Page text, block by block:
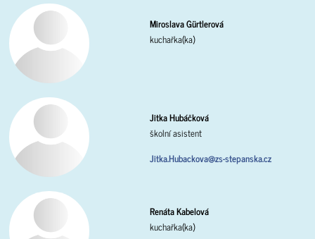
Miroslava Gürtlerová
kuchařka(ka)
Jitka Hubáčková
školní asistent
Jitka.Hubackova@zs-stepanska.cz
Renáta Kabelová
kuchařka(ka)